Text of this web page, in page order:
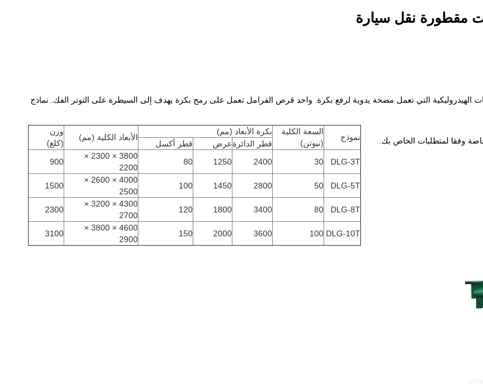
الهيدروليكية التي تعمل مضخة يدوية لرفع بكرة. واحد قرص الفرامل تعمل على رمح بكرة يهدف إلى السيطرة على التوتر الفك. نماذج
نموذج
السعة الكلية
(نيوتن)
بكرة الأبعاد (مم)
الأبعاد الكلية (مم)
وزن
(كلغ)
قطر الدائرةعرض
قطر أكسل
DLG-3T
30
2400
1250
80
3800 × 2300 ×
2200
900
DLG-5T
50
2800
1450
100
4000 × 2600 ×
2500
1500
DLG-8T
80
3400
1800
120
4300 × 3200 ×
2700
2300
DLG-10T
100
3600
2000
150
4600 × 3800 ×
2900
3100
وفقا لمتطلبات الخاص بك.